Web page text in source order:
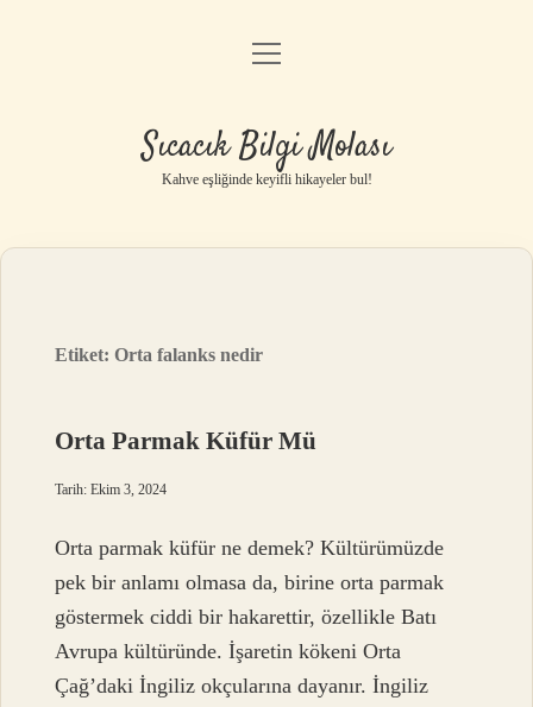
Anasayfa
Yasal Uyarı
menüyü
Sıcacık Bilgi Molası
Kahve eşliğinde keyifli hikayeler bul!
Etiket:Orta falanks nedir
Orta Parmak Küfür Mü
Tarih: Ekim 3, 2024
Orta parmak küfür ne demek? Kültürümüzde
pek bir anlamı olmasa da, birine orta parmak
göstermek ciddi bir hakarettir, özellikle Batı
Avrupa kültüründe. İşaretin kökeni Orta
Çağ’daki İngiliz okçularına dayanır. İngiliz